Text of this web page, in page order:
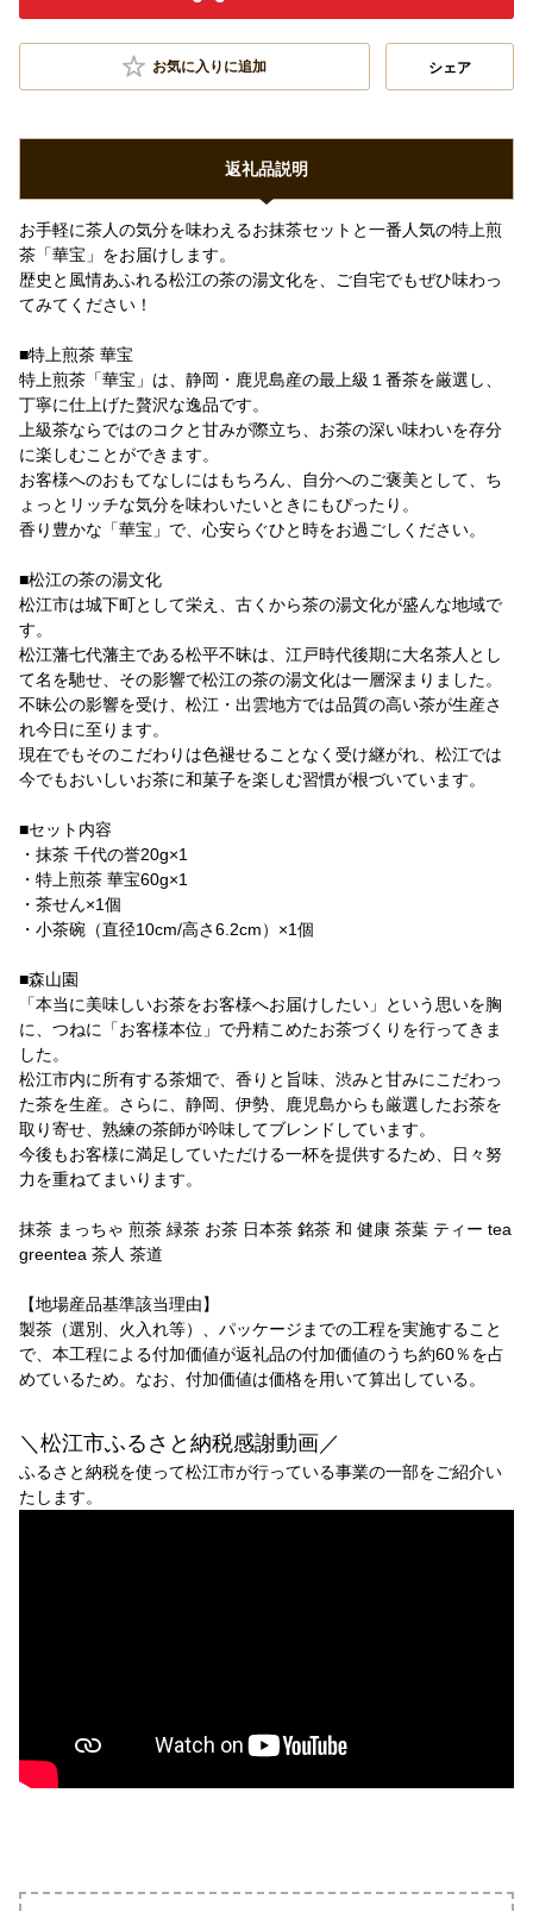
お気に入りに追加 シェア
返礼品説明
お手軽に茶人の気分を味わえるお抹茶セットと一番人気の特上煎
茶「華宝」をお届けします。
歴史と風情あふれる松江の茶の湯文化を、ご自宅でもぜひ味わっ
てみてください！
■特上煎茶 華宝
特上煎茶「華宝」は、静岡・鹿児島産の最上級１番茶を厳選し、
丁寧に仕上げた贅沢な逸品です。
上級茶ならではのコクと甘みが際立ち、お茶の深い味わいを存分
に楽しむことができます。
お客様へのおもてなしにはもちろん、自分へのご褒美として、ち
ょっとリッチな気分を味わいたいときにもぴったり。
香り豊かな「華宝」で、心安らぐひと時をお過ごしください。
■松江の茶の湯文化
松江市は城下町として栄え、古くから茶の湯文化が盛んな地域で
す。
松江藩七代藩主である松平不昧は、江戸時代後期に大名茶人とし
て名を馳せ、その影響で松江の茶の湯文化は一層深まりました。
不昧公の影響を受け、松江・出雲地方では品質の高い茶が生産さ
れ今日に至ります。
現在でもそのこだわりは色褪せることなく受け継がれ、松江では
今でもおいしいお茶に和菓子を楽しむ習慣が根づいています。
■セット内容
・抹茶 千代の誉20g×1
・特上煎茶 華宝60g×1
・茶せん×1個
・小茶碗（直径10cm/高さ6.2cm）×1個
■森山園
「本当に美味しいお茶をお客様へお届けしたい」という思いを胸
に、つねに「お客様本位」で丹精こめたお茶づくりを行ってきま
した。
松江市内に所有する茶畑で、香りと旨味、渋みと甘みにこだわっ
た茶を生産。さらに、静岡、伊勢、鹿児島からも厳選したお茶を
取り寄せ、熟練の茶師が吟味してブレンドしています。
今後もお客様に満足していただける一杯を提供するため、日々努
力を重ねてまいります。
抹茶 まっちゃ 煎茶 緑茶 お茶 日本茶 銘茶 和 健康 茶葉 ティー tea
greentea 茶人 茶道
【地場産品基準該当理由】
製茶（選別、火入れ等）、パッケージまでの工程を実施すること
で、本工程による付加価値が返礼品の付加価値のうち約60％を占
めているため。なお、付加価値は価格を用いて算出している。
＼松江市ふるさと納税感謝動画／
ふるさと納税を使って松江市が行っている事業の一部をご紹介い
たします。